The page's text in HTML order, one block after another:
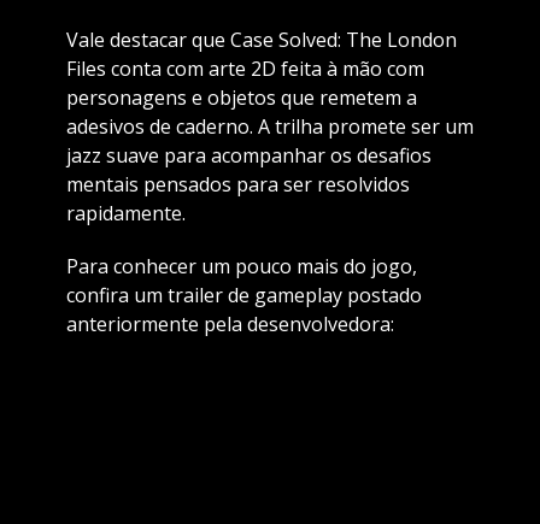
Vale destacar que Case Solved: The London
Files conta com arte 2D feita à mão com
personagens e objetos que remetem a
adesivos de caderno. A trilha promete ser um
jazz suave para acompanhar os desafios
mentais pensados para ser resolvidos
rapidamente.
Para conhecer um pouco mais do jogo,
confira um trailer de gameplay postado
anteriormente pela desenvolvedora: